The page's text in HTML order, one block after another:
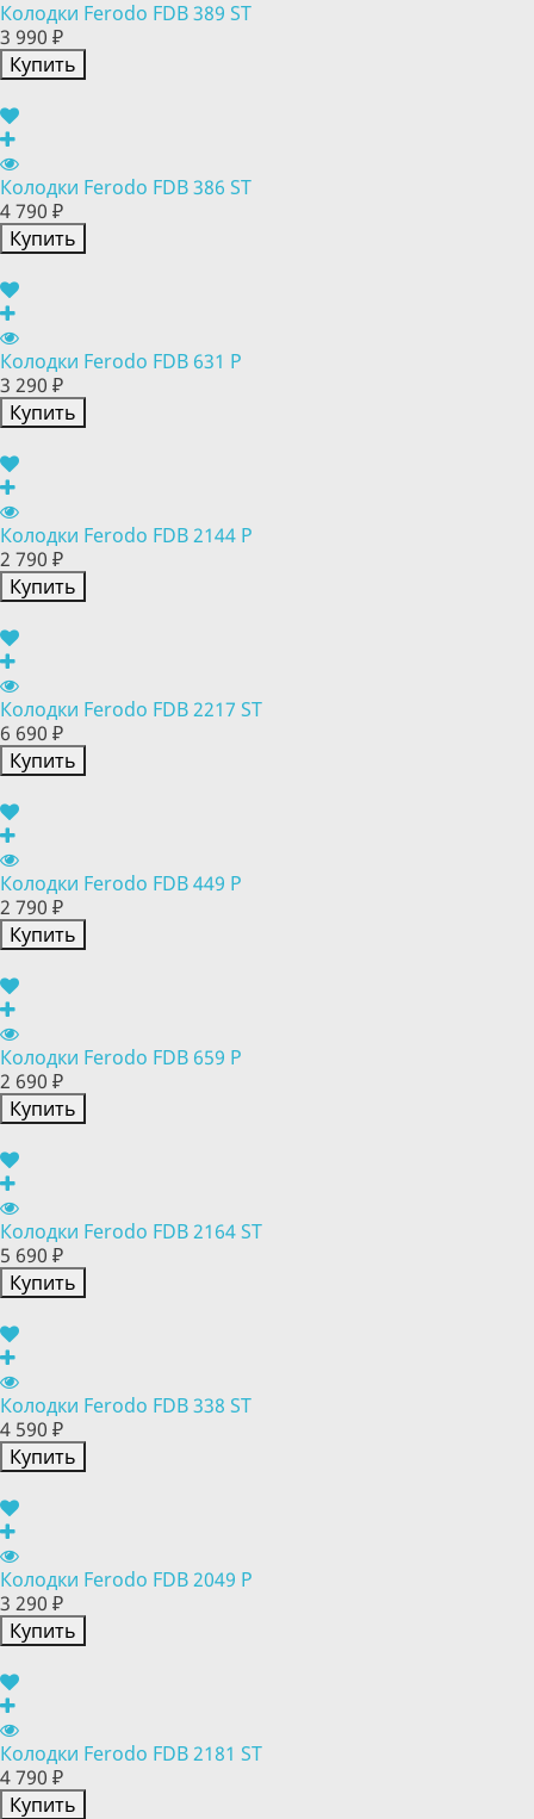
Колодки Ferodo FDB 389 ST
3 990 ₽
Купить
Колодки Ferodo FDB 386 ST
4 790 ₽
Купить
Колодки Ferodo FDB 631 P
3 290 ₽
Купить
Колодки Ferodo FDB 2144 P
2 790 ₽
Купить
Колодки Ferodo FDB 2217 ST
6 690 ₽
Купить
Колодки Ferodo FDB 449 P
2 790 ₽
Купить
Колодки Ferodo FDB 659 P
2 690 ₽
Купить
Колодки Ferodo FDB 2164 ST
5 690 ₽
Купить
Колодки Ferodo FDB 338 ST
4 590 ₽
Купить
Колодки Ferodo FDB 2049 P
3 290 ₽
Купить
Колодки Ferodo FDB 2181 ST
4 790 ₽
Купить